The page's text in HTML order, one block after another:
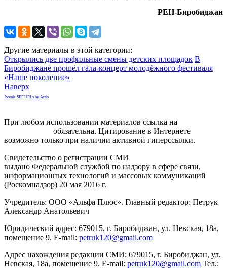
РЕН-Биробиджан
Другие материалы в этой категории:
Открылись две профильные смены детских площадок В
Биробиджане прошёл гала-концерт молодёжного фестиваля
«Наше поколение»
Наверх
Joomla SEF URLs by Artio
При любом использовании материалов ссылка на
обязательна. Цитирование в Интернете
возможно только при наличии активной гиперссылки.
Свидетельство о регистрации СМИ
выдано Федеральной службой по надзору в сфере связи,
информационных технологий и массовых коммуникаций
(Роскомнадзор) 20 мая 2016 г.
Учредитель: ООО «Альфа Плюс». Главный редактор: Петрук
Александр Анатольевич
Юридический адрес: 679015, г. Биробиджан, ул. Невская, 18а,
помещение 9. E-mail: petruk120@gmail.com
Адрес нахождения редакции СМИ: 679015, г. Биробиджан, ул.
Невская, 18а, помещение 9. E-mail: petruk120@gmail.com Тел.: